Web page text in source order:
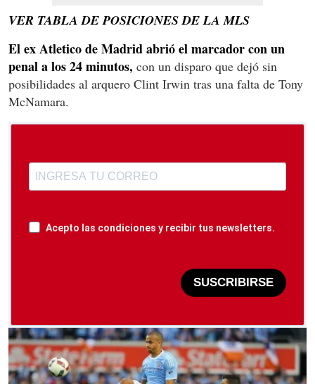
VER TABLA DE POSICIONES DE LA MLS
El ex Atletico de Madrid abrió el marcador con un
penal a los 24 minutos, con un disparo que dejó sin
posibilidades al arquero Clint Irwin tras una falta de Tony
McNamara.
Acepto las condiciones y recibir tus newsletters.
SUSCRIBIRSE